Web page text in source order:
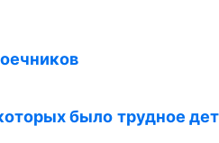
было трудное